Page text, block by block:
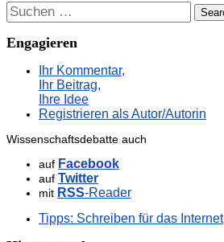
Suchen
Engagieren
Ihr Kommentar,
Ihr Beitrag,
Ihre Idee
Registrieren als Autor/Autorin
Wissenschaftsdebatte auch
auf Facebook
auf Twitter
mit RSS-Reader
Tipps: Schreiben für das Internet